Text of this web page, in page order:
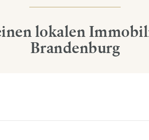
lokalen
Brandenburg